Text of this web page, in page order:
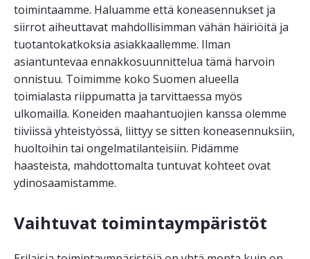
toimintaamme. Haluamme että koneasennukset ja
siirrot aiheuttavat mahdollisimman vähän häiriöitä ja
tuotantokatkoksia asiakkaallemme. Ilman
asiantuntevaa ennakkosuunnittelua tämä harvoin
onnistuu. Toimimme koko Suomen alueella
toimialasta riippumatta ja tarvittaessa myös
ulkomailla. Koneiden maahantuojien kanssa olemme
tiiviissä yhteistyössä, liittyy se sitten koneasennuksiin,
huoltoihin tai ongelmatilanteisiin. Pidämme
haasteista, mahdottomalta tuntuvat kohteet ovat
ydinosaamistamme.
Vaihtuvat toimintaympäristöt